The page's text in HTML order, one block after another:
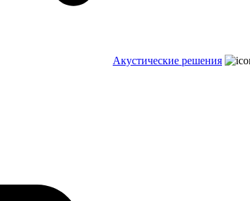
Акустические решения